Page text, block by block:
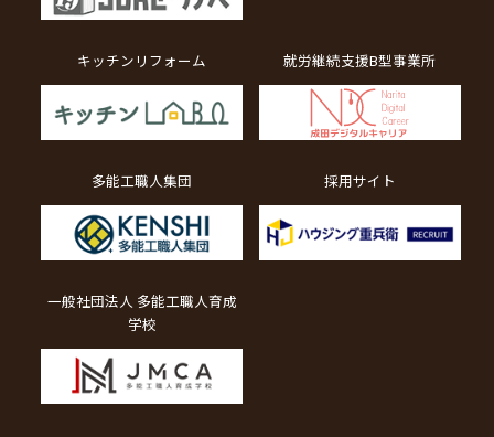
キッチンリフォーム 就労継続支援B型事業所
多能工職人集団 採用サイト
一般社団法人 多能工職人育成
学校